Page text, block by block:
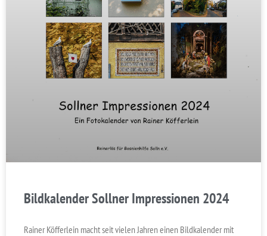
Bildkalender Sollner Impressionen 2024
Rainer Köfferlein macht seit vielen Jahren einen Bildkalender mit